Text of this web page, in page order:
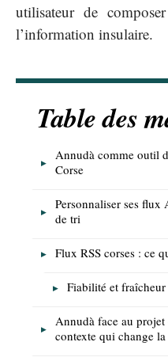
utilisateur de
l’information insulaire.
Table des
Annudà comme outil
Corse
Personnaliser ses
de tri
Flux RSS corses : ce
Fiabilité et
Annudà face au projet
contexte qui change